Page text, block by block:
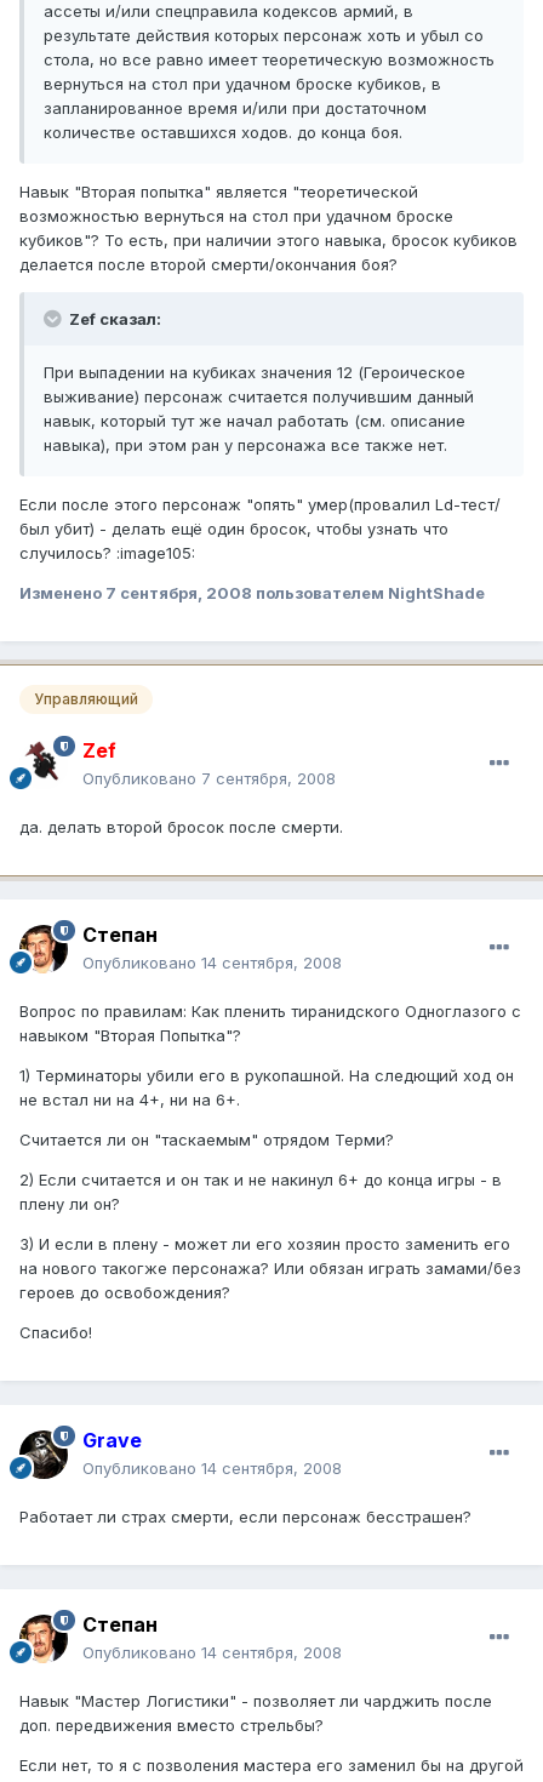
ассеты и/или спецправила кодексов армий, в
результате действия которых персонаж хоть и убыл со
стола, но все равно имеет теоретическую возможность
вернуться на стол при удачном броске кубиков, в
запланированное время и/или при достаточном
количестве оставшихся ходов. до конца боя.
Навык "Вторая попытка" является "теоретической
возможностью вернуться на стол при удачном броске
кубиков"? То есть, при наличии этого навыка, бросок кубиков
делается после второй смерти/окончания боя?
Zef сказал:
При выпадении на кубиках значения 12 (Героическое
выживание) персонаж считается получившим данный
навык, который тут же начал работать (см. описание
навыка), при этом ран у персонажа все также нет.
Если после этого персонаж "опять" умер(провалил Ld-тест/
был убит) - делать ещё один бросок, чтобы узнать что
случилось? :image105:
Изменено 7 сентября, 2008 пользователем NightShade
Управляющий
Zef
Опубликовано 7 сентября, 2008
да. делать второй бросок после смерти.
Степан
Опубликовано 14 сентября, 2008
Вопрос по правилам: Как пленить тиранидского Одноглазого с
навыком "Вторая Попытка"?
1) Терминаторы убили его в рукопашной. На следющий ход он
не встал ни на 4+, ни на 6+.
Считается ли он "таскаемым" отрядом Терми?
2) Если считается и он так и не накинул 6+ до конца игры - в
плену ли он?
3) И если в плену - может ли его хозяин просто заменить его
на нового такогже персонажа? Или обязан играть замами/без
героев до освобождения?
Спасибо!
Grave
Опубликовано 14 сентября, 2008
Работает ли страх смерти, если персонаж бесстрашен?
Степан
Опубликовано 14 сентября, 2008
Навык "Мастер Логистики" - позволяет ли чарджить после
доп. передвижения вместо стрельбы?
Если нет, то я с позволения мастера его заменил бы на другой